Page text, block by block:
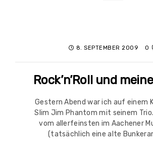
8. SEPTEMBER 2009 0
Rock’n’Roll und
Gestern Abend war ich auf einem
Slim Jim Phantom mit seinem Trio.
vom allerfeinsten im Aachener
(tatsächlich eine alte